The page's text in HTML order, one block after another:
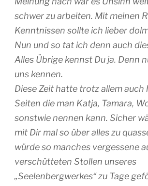
schwer zu arbeiten. Mit meinen
Kenntnissen sollte ich lieber
Nun und so tat ich denn auch
Alles Übrige kennst Du ja. Denn
uns kennen.
Diese Zeit hatte trotz allem auch
Seiten die man Katja, Tamara,
sonstwie nennen kann. Sicher
mit Dir mal so über alles zu
würde so manches vergessene
verschütteten Stollen unseres
„Seelenbergwerkes“ zu Tage